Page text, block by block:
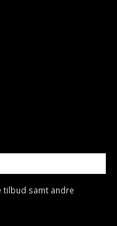
tilbud samt andre